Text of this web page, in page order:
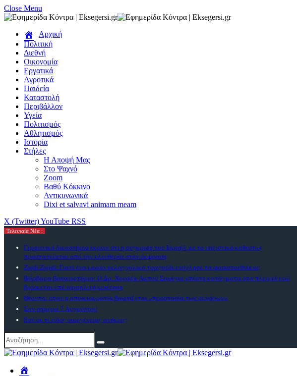
Close Menu
Αρχική
Πολιτική
Διεθνή
Οικονομία
Εργατικά
Αγροτικά
Παιδεία
Καταστολή
Περιβάλλον
Υγεία
Πολιτισμός
Αθλητισμός
Ιστορία
Στήλες
Η Αποψή Μας
Στο Ψαχνό
Zoom
Βαθύ Κόκκινο
Αντικυνωνικά
Dixi et salvavi animam meam
X (Twitter)YouTube RSS
Τελευταία Νέα :
Γερμανικό δικαστήριο έκρινε ότι η σύγκριση του Ισραήλ με το ναζιστικό καθεστώς
προστατεύεται από την ελευθερία στην έκφραση
Zajdi Ζajidi: Γιατί ένα ωραίο μελαγχολικό τραγούδι ενόχλησε τα φασιστοεθνίκια;
Βάρβαρα βασανιστήρια: Ο Δρ. Χουσάμ Αμπού Σαφίγια υπέστη κατάγματα στα πλευρά ενώ
βρίσκεται υπό ισραηλινή κράτηση
Θέουτα: όταν η αποικιοκρατία βαφτίζεται «προστασία των συνόρων»
Σαν σήμερα 7 Αυγούστου
Εσύ σε τι είδος οικογένειας ανήκεις;